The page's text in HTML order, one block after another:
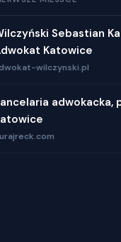
Sebastian
Katowice
wilczynski.pl
adwokacka,